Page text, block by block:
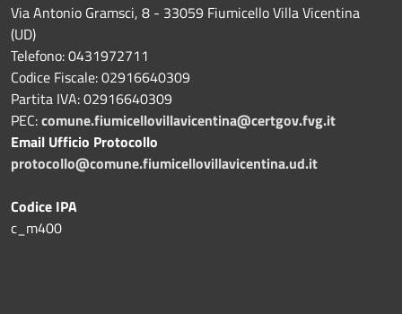
Via Antonio Gramsci, 8 - 33059 Fiumicello Villa Vicentina
(UD)
Telefono: 0431972711
Codice Fiscale: 02916640309
Partita IVA: 02916640309
PEC:comune.fiumicellovillavicentina@certgov.fvg.it
Email Ufficio Protocollo
protocollo@comune.fiumicellovillavicentina.ud.it
Codice IPA
c_m400